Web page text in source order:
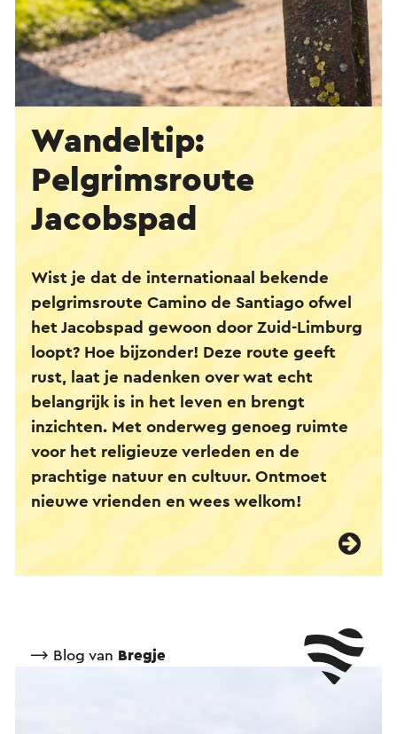
Wandeltip:
Pelgrimsroute
Jacobspad
Wist je dat de internationaal bekende
pelgrimsroute Camino de Santiago ofwel
het Jacobspad gewoon door Zuid-Limburg
loopt? Hoe bijzonder! Deze route geeft
rust, laat je nadenken over wat echt
belangrijk is in het leven en brengt
inzichten. Met onderweg genoeg ruimte
voor het religieuze verleden en de
prachtige natuur en cultuur. Ontmoet
nieuwe vrienden en wees welkom!
⟶ Blog van Bregje